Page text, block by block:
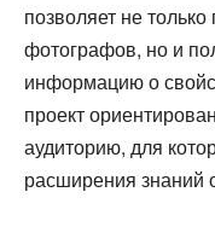
позволяет не
фотографов, но и
информацию о
проект
аудиторию, для
расширения знаний